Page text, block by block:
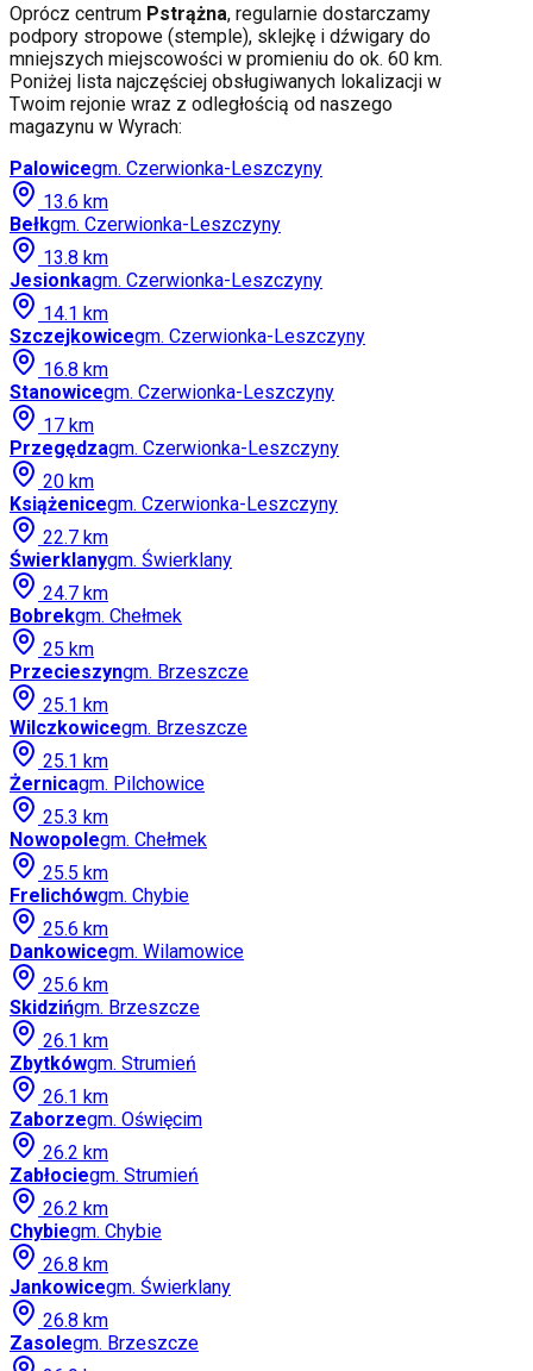
Oprócz centrum Pstrążna, regularnie dostarczamy
podpory stropowe (stemple), sklejkę i dźwigary do
mniejszych miejscowości w promieniu do ok. 60 km.
Poniżej lista najczęściej obsługiwanych lokalizacji w
Twoim rejonie wraz z odległością od naszego
magazynu w Wyrach:
Palowicegm. Czerwionka-Leszczyny
13.6 km
Bełkgm. Czerwionka-Leszczyny
13.8 km
Jesionkagm. Czerwionka-Leszczyny
14.1 km
Szczejkowicegm. Czerwionka-Leszczyny
16.8 km
Stanowicegm. Czerwionka-Leszczyny
17 km
Przegędzagm. Czerwionka-Leszczyny
20 km
Książenicegm. Czerwionka-Leszczyny
22.7 km
Świerklanygm. Świerklany
24.7 km
Bobrekgm. Chełmek
25 km
Przecieszyngm. Brzeszcze
25.1 km
Wilczkowicegm. Brzeszcze
25.1 km
Żernicagm. Pilchowice
25.3 km
Nowopolegm. Chełmek
25.5 km
Frelichówgm. Chybie
25.6 km
Dankowicegm. Wilamowice
25.6 km
Skidzińgm. Brzeszcze
26.1 km
Zbytkówgm. Strumień
26.1 km
Zaborzegm. Oświęcim
26.2 km
Zabłociegm. Strumień
26.2 km
Chybiegm. Chybie
26.8 km
Jankowicegm. Świerklany
26.8 km
Zasolegm. Brzeszcze